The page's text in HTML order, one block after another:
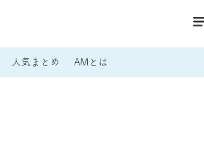
人気まとめ AMとは